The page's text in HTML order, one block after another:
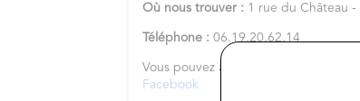
Où nous trouver : 1 rue du Château -
Téléphone : 06.19.20.62.14
Vous pouvez aussi nous retrouver sur
Facebook